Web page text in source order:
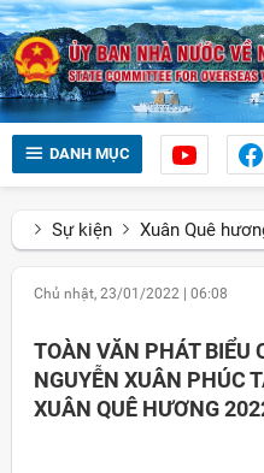
DANH MỤC
Sự kiện Xuân Quê
Chủ nhật, 23/01/2022 06:08
TOÀN VĂN PHÁT BIỂU
NGUYỄN XUÂN PHÚC
XUÂN QUÊ HƯƠNG